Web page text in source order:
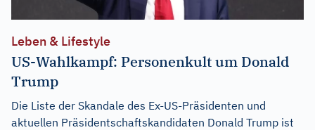
Leben & Lifestyle
US-Wahlkampf: Personenkult um Donald
Trump
Die Liste der Skandale des Ex-US-Präsidenten und
aktuellen Präsidentschaftskandidaten Donald Trump ist